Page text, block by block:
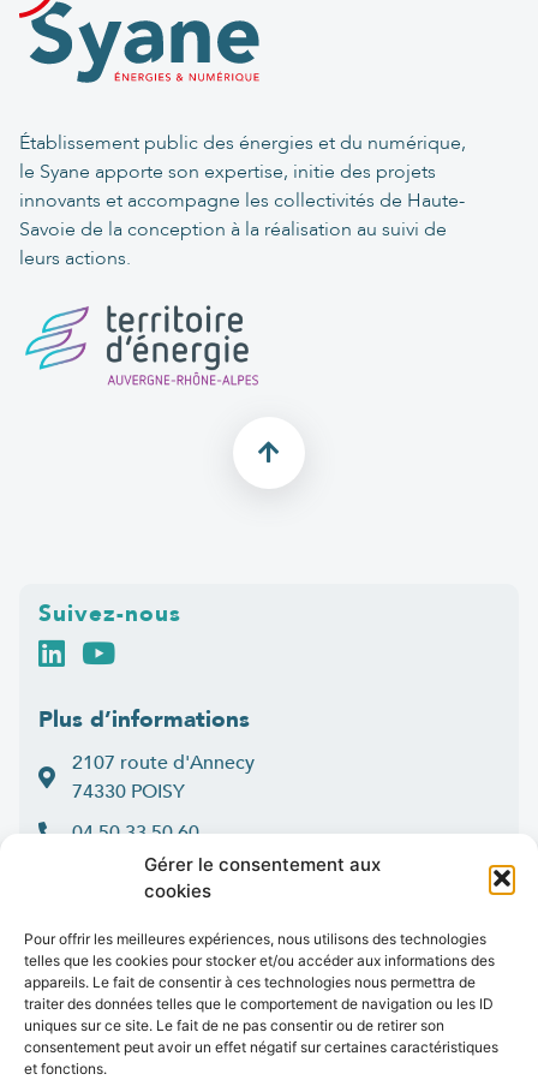
Gérer le consentement aux
cookies
Pour offrir les meilleures expériences, nous utilisons des technologies
telles que les cookies pour stocker et/ou accéder aux informations des
appareils. Le fait de consentir à ces technologies nous permettra de
traiter des données telles que le comportement de navigation ou les ID
uniques sur ce site. Le fait de ne pas consentir ou de retirer son
consentement peut avoir un effet négatif sur certaines caractéristiques
et fonctions.
Établissement public des énergies et du numérique,
le Syane apporte son expertise, initie des projets
innovants et accompagne les collectivités de Haute-
Savoie de la conception à la réalisation au suivi de
leurs actions.
Suivez-nous
Plus d’informations
2107 route d'Annecy
74330 POISY
04 50 33 50 60
Lun > jeu : 9h-12h et 14h-16h30
9h-12h et 14h-16h
Contact
Marchés publicsPressePublications VidéosOpen data